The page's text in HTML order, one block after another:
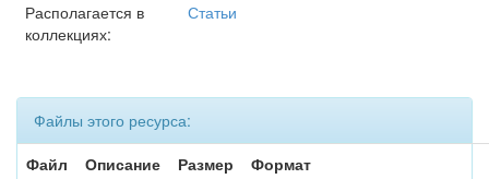
Располагается в
коллекциях:
Статьи
Файлы этого ресурса:
Файл
Описание Размер
Формат